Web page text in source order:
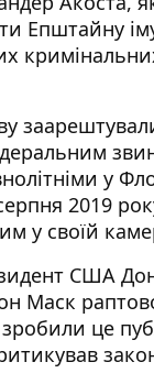
Епштайну
у
2019
у своїй
США
Маск
зробили це